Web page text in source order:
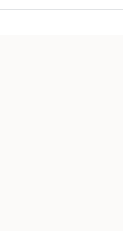
yokohamaekimae_naishikyou